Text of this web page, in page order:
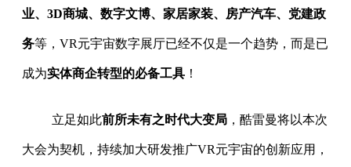
业、3D商城、数字文博、家居家装、房产汽车、党建政
务等，VR元宇宙数字展厅已经不仅是一个趋势，而是已
成为实体商企转型的必备工具 ！
立足如此前所未有之时代大变局，酷雷曼将以本次
大会为契机，持续加大研发推广VR元宇宙的创新应用，